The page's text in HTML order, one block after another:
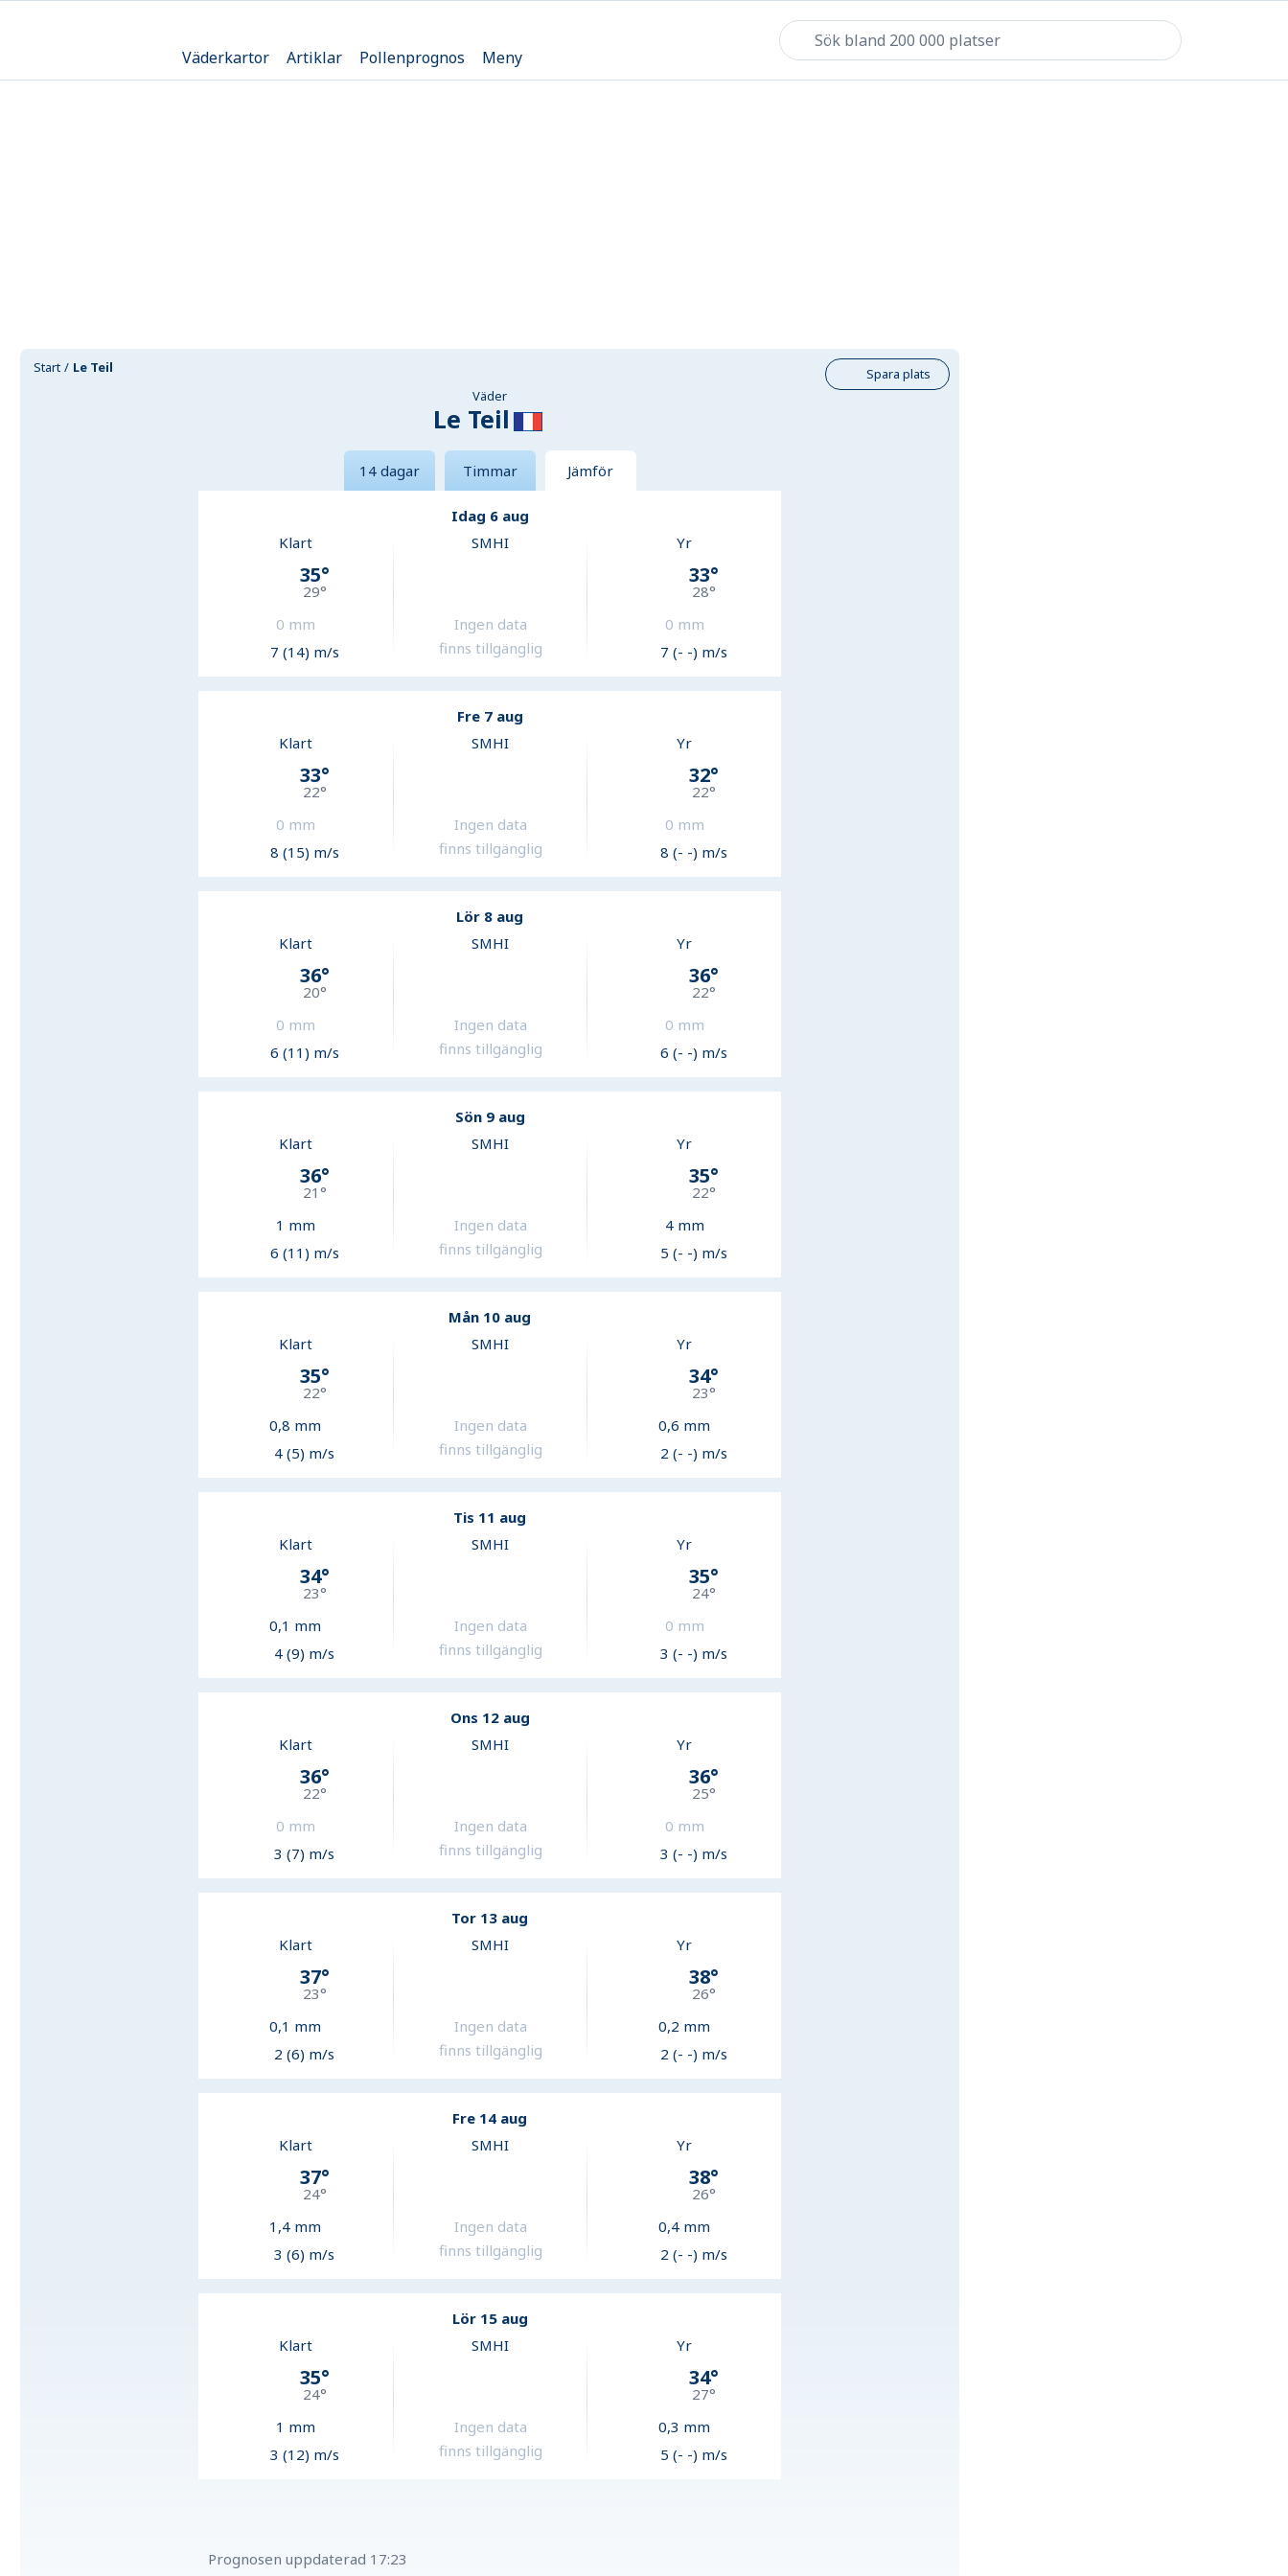
Väderkartor Artiklar Pollenprognos Meny
Start Le Teil
Spara plats
Väder
Le Teil
14 dagar Timmar Jämför
Idag 6 aug
Klart
35°
29°
0 mm
7 (14) m/s
SMHI
Ingen data
finns tillgänglig
Yr
33°
28°
0 mm
7 (- -) m/s
Fre 7 aug
Klart
33°
22°
0 mm
8 (15) m/s
SMHI
Ingen data
finns tillgänglig
Yr
32°
22°
0 mm
8 (- -) m/s
Lör 8 aug
Klart
36°
20°
0 mm
6 (11) m/s
SMHI
Ingen data
finns tillgänglig
Yr
36°
22°
0 mm
6 (- -) m/s
Sön 9 aug
Klart
36°
21 °
1 mm
6 (11) m/s
SMHI
Ingen data
finns tillgänglig
Yr
35°
22°
4mm
5 (- -) m/s
Mån 10 aug
Klart
35°
22°
0,8 mm
4 (5) m/s
SMHI
Ingen data
finns tillgänglig
Yr
34°
23°
0,6 mm
2 (- -) m/s
Tis 11 aug
Klart
34°
23°
0,1 mm
4 (9) m/s
SMHI
Ingen data
finns tillgänglig
Yr
35°
24°
0 mm
3 (- -) m/s
Ons 12 aug
Klart
36°
22°
0 mm
3 (7) m/s
SMHI
Ingen data
finns tillgänglig
Yr
36°
25°
0 mm
3 (- -) m/s
Tor 13 aug
Klart
37°
23°
0,1 mm
2 (6) m/s
SMHI
Ingen data
finns tillgänglig
Yr
38°
26°
0,2 mm
2 (- -) m/s
Fre 14 aug
Klart
37°
24°
1,4 mm
3 (6) m/s
SMHI
Ingen data
finns tillgänglig
Yr
38°
26°
0,4 mm
2 (- -) m/s
Lör 15 aug
Klart
35°
24°
1 mm
3 (12) m/s
SMHI
Ingen data
finns tillgänglig
Yr
34°
27°
0,3 mm
5 (- -) m/s
Prognosen uppdaterad 17:23